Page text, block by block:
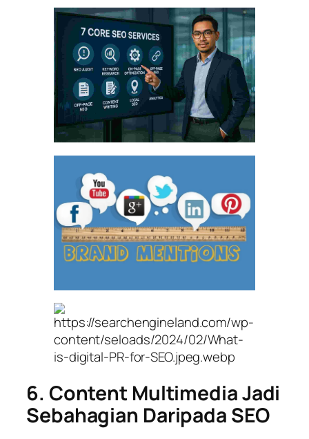
6. Content Multimedia Jadi
Sebahagian Daripada SEO